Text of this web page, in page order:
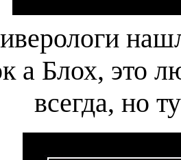
а Блох, это
всегда, но